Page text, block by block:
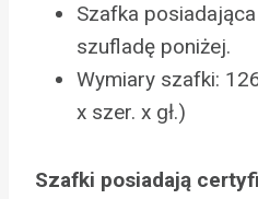
Szafka
szufladę poniżej.
Wymiary szafki:
x szer. x gł.)
Szafki posiadają